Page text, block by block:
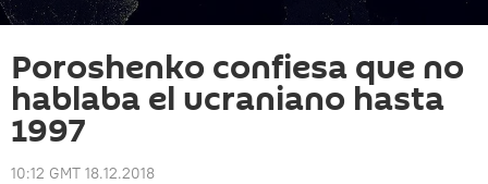
Poroshenko confiesa que no
hablaba el ucraniano hasta
1997
10:12 GMT 18.12.2018